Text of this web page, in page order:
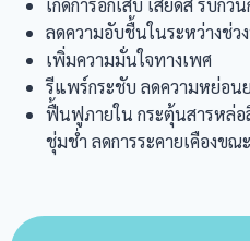
เกิดการอักเสบ เสียดสี รบกว
ลดความอับชื้นในระหว่างช่ว
เพิ่มความมั่นใจทางเพศ
รีแพร์กระชับ ลดความหย่อน
ฟื้นฟูภายใน กระตุ้นสารหล่อ
ชุ่มช่ำ ลดการระคายเคืองขณ